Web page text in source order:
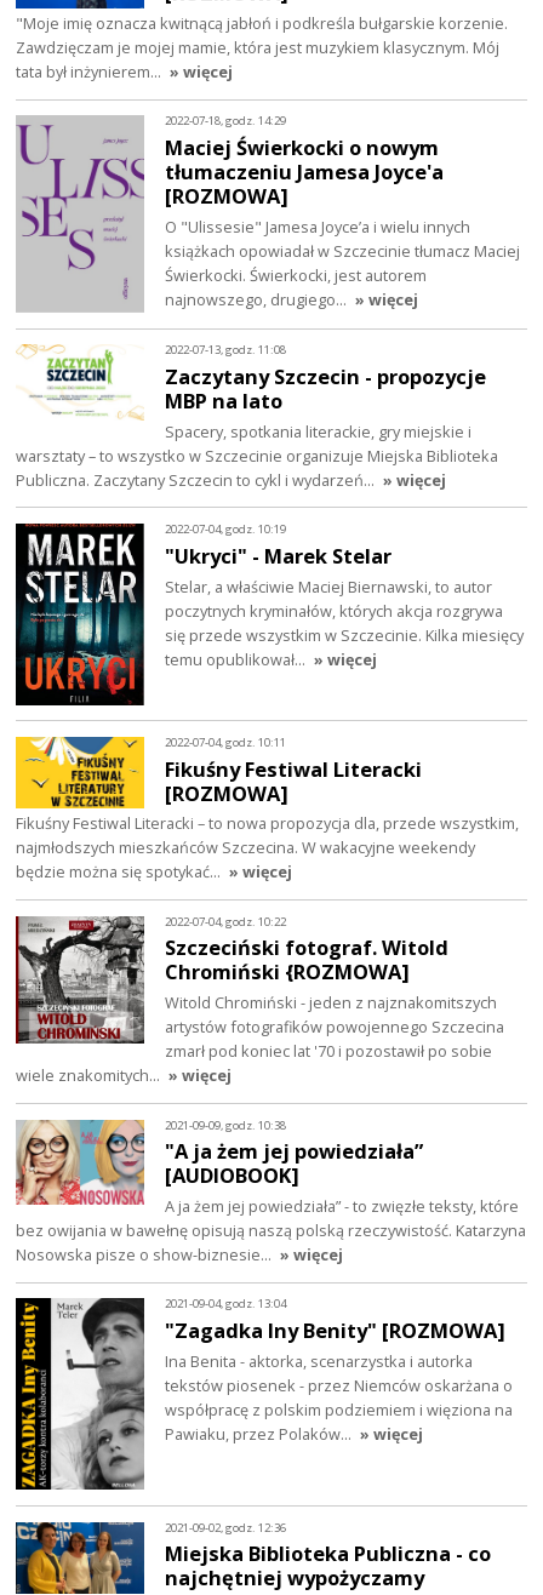
"Moje imię oznacza kwitnącą jabłoń i podkreśla bułgarskie korzenie.
Zawdzięczam je mojej mamie, która jest muzykiem klasycznym. Mój
tata był inżynierem… » więcej
2022-07-18, godz. 14:29
Maciej Świerkocki o nowym
tłumaczeniu Jamesa Joyce'a
[ROZMOWA]
O "Ulissesie" Jamesa Joyce’a i wielu innych
książkach opowiadał w Szczecinie tłumacz Maciej
Świerkocki. Świerkocki, jest autorem
najnowszego, drugiego… » więcej
2022-07-13, godz. 11:08
Zaczytany Szczecin - propozycje
MBP na lato
Spacery, spotkania literackie, gry miejskie i
warsztaty – to wszystko w Szczecinie organizuje Miejska Biblioteka
Publiczna. Zaczytany Szczecin to cykl i wydarzeń… » więcej
2022-07-04, godz. 10:19
"Ukryci" - Marek Stelar
Stelar, a właściwie Maciej Biernawski, to autor
poczytnych kryminałów, których akcja rozgrywa
się przede wszystkim w Szczecinie. Kilka miesięcy
temu opublikował… » więcej
2022-07-04, godz. 10:11
Fikuśny Festiwal Literacki
[ROZMOWA]
Fikuśny Festiwal Literacki – to nowa propozycja dla, przede wszystkim,
najmłodszych mieszkańców Szczecina. W wakacyjne weekendy
będzie można się spotykać… » więcej
2022-07-04, godz. 10:22
Szczeciński fotograf. Witold
Chromiński {ROZMOWA]
Witold Chromiński - jeden z najznakomitszych
artystów fotografików powojennego Szczecina
zmarł pod koniec lat '70 i pozostawił po sobie
wiele znakomitych… » więcej
2021-09-09, godz. 10:38
"A ja żem jej powiedziała”
[AUDIOBOOK]
A ja żem jej powiedziała” - to zwięzłe teksty, które
bez owijania w bawełnę opisują naszą polską rzeczywistość. Katarzyna
Nosowska pisze o show-biznesie… » więcej
2021-09-04, godz. 13:04
"Zagadka Iny Benity" [ROZMOWA]
Ina Benita - aktorka, scenarzystka i autorka
tekstów piosenek - przez Niemców oskarżana o
współpracę z polskim podziemiem i więziona na
Pawiaku, przez Polaków… » więcej
2021-09-02, godz. 12:36
Miejska Biblioteka Publiczna - co
najchętniej wypożyczamy